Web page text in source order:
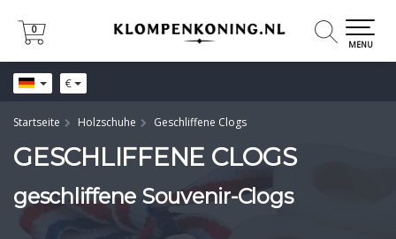
€
0
0
MENU
Startseite Holzschuhe Geschliffene Clogs
GESCHLIFFENE CLOGS
geschliffene Souvenir-Clogs